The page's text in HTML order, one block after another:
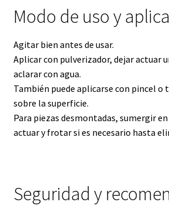
Modo de uso y
Agitar bien antes de usar.
Aplicar con pulverizador, dejar actuar
aclarar con agua.
También puede aplicarse con pincel
sobre la superficie.
Para piezas desmontadas, sumergir
actuar y frotar si es necesario hasta
Seguridad y